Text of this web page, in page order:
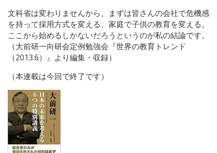
文科省は変わりませんから、まずは皆さんの会社で危機感
を持って採用方式を変える、家庭で子供の教育を変える。
ここから始めるしかないだろうというのが私の結論です。
（大前研一向研会定例勉強会『世界の教育トレンド
（2013.6）』より編集・収録）
（本連載は今回で終了です）